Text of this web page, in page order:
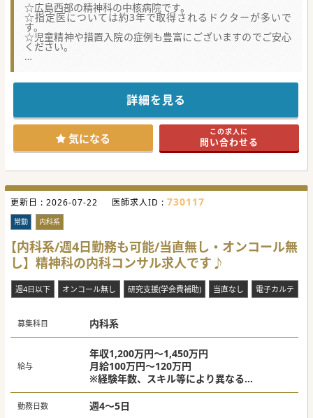
☆広島西部の精神科の中核病院です。
☆指定医については約3年で取得されるドクターが多いで
す。
☆児童精神や措置入院の症例も豊富にございますのでご安心
ください。
り、診療上の悩みも気兼ねなく相談し合える大変風通しの良
■スーパー救急でありながら残業に従事する医師は殆どおら
ず、週4日勤務の相談にも柔軟に対応するなど、高いQOLを
維持できます。
■非指定医が夜間当直に入る際には必ず指導医が並列で待機
するシステムが確立されており、若手も安心して実務に臨め
る風土です。
【募集背景】
■精神科救急医療センターとしての機能をさらに強化し、地
域における精神科急性期医療のニーズへより強固に応えるた
めの募集です。
■指定医の資格取得後に次のステップへ進む医師が一定数い
るため、組織の若返りと将来を担う常勤体制の永続的な維持
を図りたいお考えです。
■多様化する依存症治療や児童思春期領域の受け入れ体制を
さらに拡充し、医師一人あたりの業務負担をバランスよく軽
減したい意図もございます。
【具体的な医療機関情報】
■総病床数300床以上を擁し、常時90％以上の高い病床稼働
率を誇る、広島県西部を代表する精神科スーパー救急の中核
■アルコールや薬物中毒の指定医療機関であるほか、年間約
450例のECT実績を持つなど、先進的かつ包括的な設備が整
っています。
■最寄りの駅から徒歩10分程度と近いですが、マイカー通勤
ももちろん可能で、託児所も備えているような医療機関で
す。
#秋入職可
詳細を見る
気になる この求人に
問い合わせる
更新日 : 2026-07-22 医師求人ID : 730117
常勤 内科系
【内科系/週4日勤務も可能/当直無し・オンコール無
し】精神科の内科コンサル求人です♪
週4日以下 オンコール無し 研究支援(学会費補助) 当直なし 電子カルテ
募集科目 内科系
給与
年収1,200万円～1,450万円
月給100万円～120万円
※経験年数、スキル等により異なる
上記は週5日勤務の場合
勤務日数 週4～5日